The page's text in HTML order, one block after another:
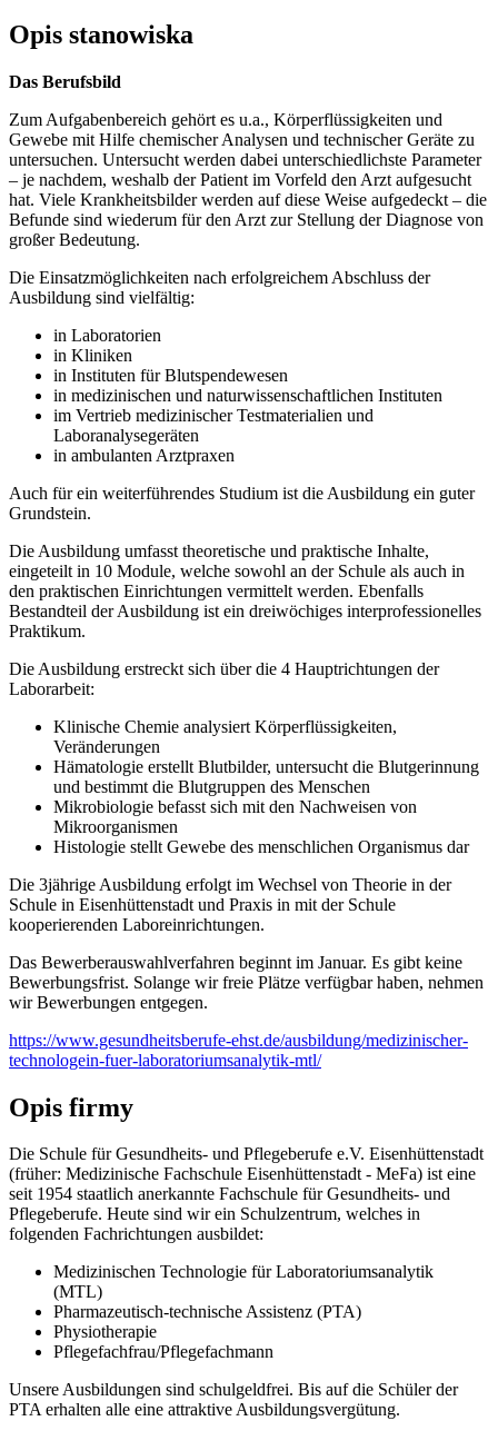
Opis stanowiska
Das Berufsbild
Zum Aufgabenbereich gehört es u.a., Körperflüssigkeiten und
Gewebe mit Hilfe chemischer Analysen und technischer Geräte zu
untersuchen. Untersucht werden dabei unterschiedlichste Parameter
– je nachdem, weshalb der Patient im Vorfeld den Arzt aufgesucht
hat. Viele Krankheitsbilder werden auf diese Weise aufgedeckt – die
Befunde sind wiederum für den Arzt zur Stellung der Diagnose von
großer Bedeutung.
Die Einsatzmöglichkeiten nach erfolgreichem Abschluss der
Ausbildung sind vielfältig:
in Laboratorien
in Kliniken
in Instituten für Blutspendewesen
in medizinischen und naturwissenschaftlichen Instituten
im Vertrieb medizinischer Testmaterialien und
Laboranalysegeräten
in ambulanten Arztpraxen
Auch für ein weiterführendes Studium ist die Ausbildung ein guter
Grundstein.
Die Ausbildung umfasst theoretische und praktische Inhalte,
eingeteilt in 10 Module, welche sowohl an der Schule als auch in
den praktischen Einrichtungen vermittelt werden. Ebenfalls
Bestandteil der Ausbildung ist ein dreiwöchiges interprofessionelles
Praktikum.
Die Ausbildung erstreckt sich über die 4 Hauptrichtungen der
Laborarbeit:
Klinische Chemie analysiert Körperflüssigkeiten,
Veränderungen
Hämatologie erstellt Blutbilder, untersucht die Blutgerinnung
und bestimmt die Blutgruppen des Menschen
Mikrobiologie befasst sich mit den Nachweisen von
Mikroorganismen
Histologie stellt Gewebe des menschlichen Organismus dar
Die 3jährige Ausbildung erfolgt im Wechsel von Theorie in der
Schule in Eisenhüttenstadt und Praxis in mit der Schule
kooperierenden Laboreinrichtungen.
Das Bewerberauswahlverfahren beginnt im Januar. Es gibt keine
Bewerbungsfrist. Solange wir freie Plätze verfügbar haben, nehmen
wir Bewerbungen entgegen.
https://www.gesundheitsberufe-ehst.de/ausbildung/medizinischer-
technologein-fuer-laboratoriumsanalytik-mtl/
Opis firmy
Die Schule für Gesundheits- und Pflegeberufe e.V. Eisenhüttenstadt
(früher: Medizinische Fachschule Eisenhüttenstadt - MeFa) ist eine
seit 1954 staatlich anerkannte Fachschule für Gesundheits- und
Pflegeberufe. Heute sind wir ein Schulzentrum, welches in
folgenden Fachrichtungen ausbildet:
Medizinischen Technologie für Laboratoriumsanalytik
(MTL)
Pharmazeutisch-technische Assistenz (PTA)
Physiotherapie
Pflegefachfrau/Pflegefachmann
Unsere Ausbildungen sind schulgeldfrei. Bis auf die Schüler der
PTA erhalten alle eine attraktive Ausbildungsvergütung.